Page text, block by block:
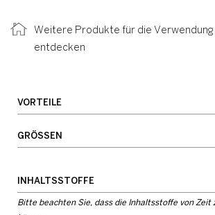
Weitere Produkte für die Verwendung
entdecken
VORTEILE
- Macht das Haar weich
GRÖSSEN
240ml /1L
INHALTSSTOFFE
Bitte beachten Sie, dass die Inhaltsstoffe von Zeit